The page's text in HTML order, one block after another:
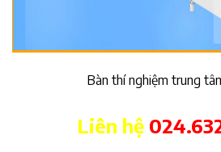
Bàn thí nghiệm trung
Liên hệ